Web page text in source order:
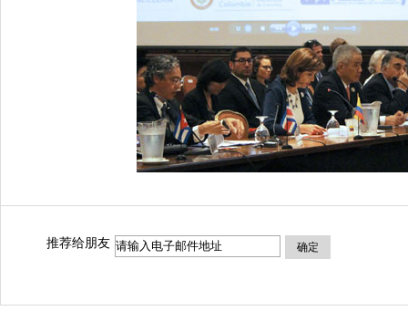
推荐给朋友 确定